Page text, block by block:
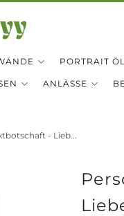
PORTRAIT
ANLÄSSE
- Lieb...